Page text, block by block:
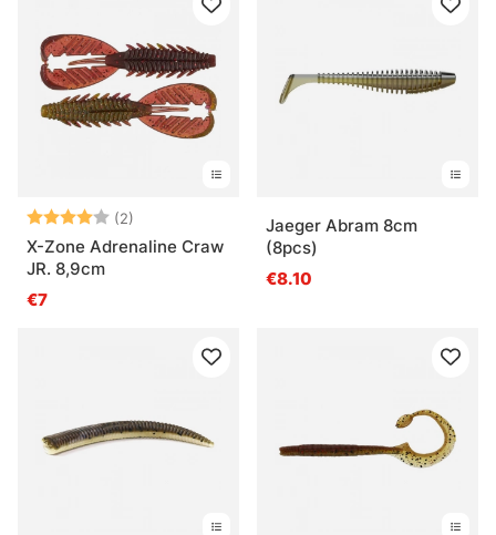
Beoordeling:
(2)
X-Zone Adrenaline Craw
JR. 8,9cm
€7
Jaeger Abram 8cm
(8pcs)
€8.10